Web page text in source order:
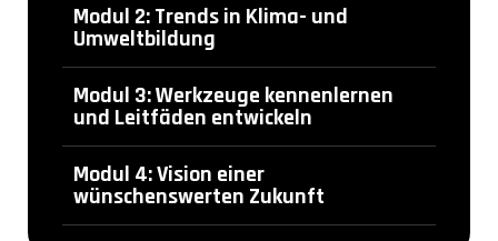
Modul 2: Trends in Klima- und
Umweltbildung
Modul 3: Werkzeuge kennenlernen
und Leitfäden entwickeln
Modul 4: Vision einer
wünschenswerten Zukunft